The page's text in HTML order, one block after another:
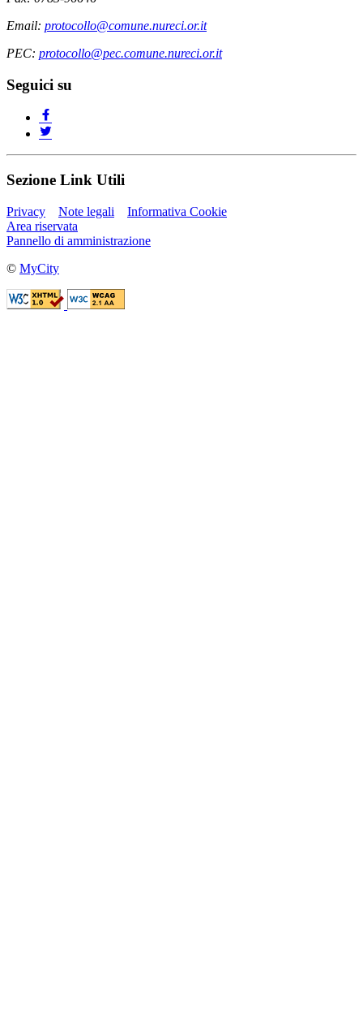
Email: protocollo@comune.nureci.or.it
PEC: protocollo@pec.comune.nureci.or.it
Seguici su
Sezione Link Utili
Privacy Note legali
Informativa Cookie
Area riservata
Pannello di amministrazione
© MyCity